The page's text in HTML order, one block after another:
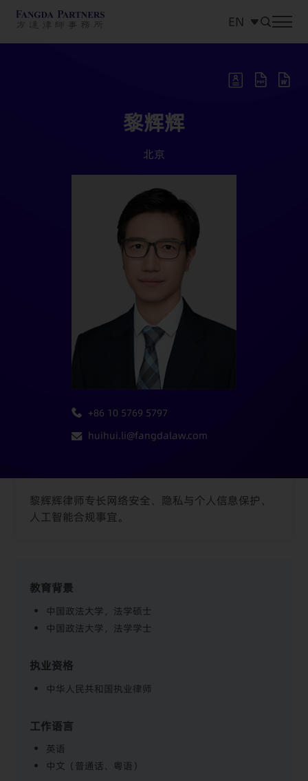
EN
中文
黎辉辉
北京
+86 10 5769 5797
huihui.li@fangdalaw.com
黎辉辉律师专长网络安全、隐私与个人信息保护、
人工智能合规事宜。
教育背景
中国政法大学，法学硕士
中国政法大学，法学学士
执业资格
中华人民共和国执业律师
工作语言
英语
中文（普通话、粤语）